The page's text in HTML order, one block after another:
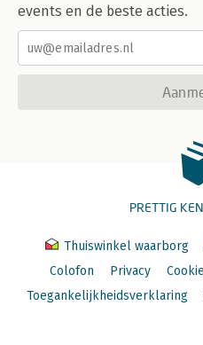
events en de beste acties.
PRETTIG
Thuiswinkel waarborg
Colofon
Privacy
Toegankelijkheidsverklaring